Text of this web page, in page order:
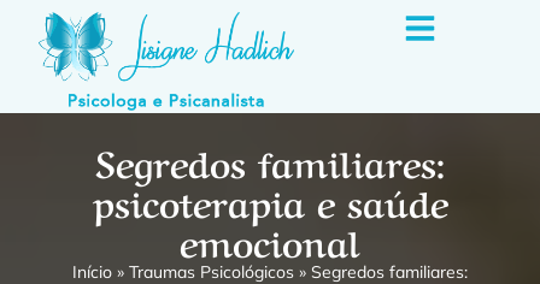
Segredos familiares:
psicoterapia e saúde
emocional
Início » Traumas Psicológicos » Segredos familiares: